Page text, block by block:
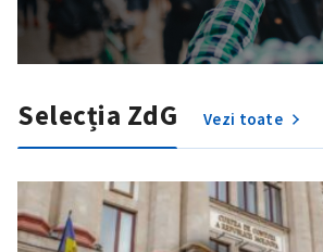
Trimite o informație
Despre
in English
на
Selecția ZdG Vezi toate